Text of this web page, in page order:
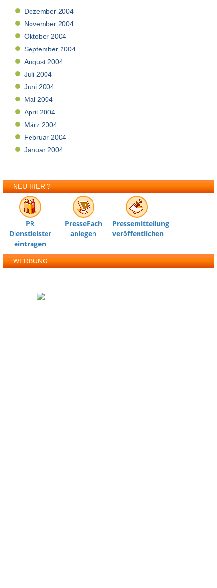
Dezember 2004
November 2004
Oktober 2004
September 2004
August 2004
Juli 2004
Juni 2004
Mai 2004
April 2004
März 2004
Februar 2004
Januar 2004
NEU HIER ?
PR
Dienstleister
eintragen
PresseFach
anlegen
Pressemitteilung
veröffentlichen
WERBUNG